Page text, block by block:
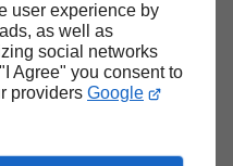
user experience by
as well as
social networks
Agree" you consent to
providers Google
page